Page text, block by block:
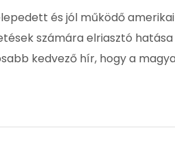
és jól működő
számára elriasztó
kedvező hír, hogy a